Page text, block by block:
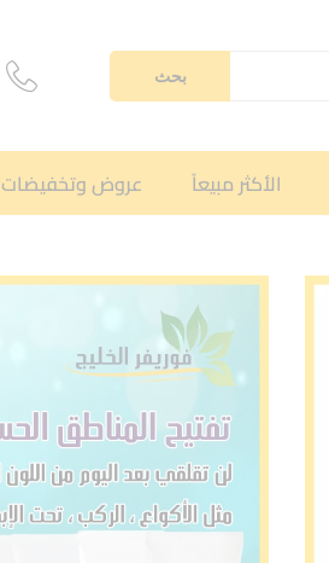
بحث
الأكثر مبيعاً عروض وتخفيضات